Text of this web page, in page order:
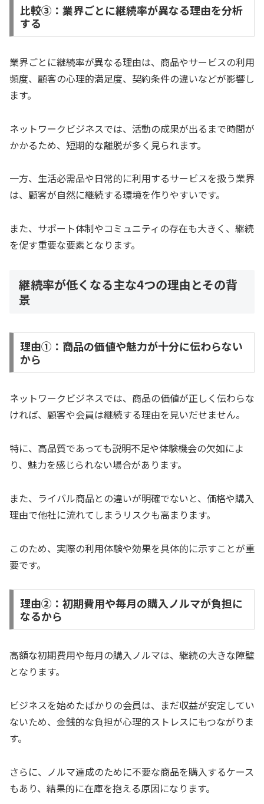
比較③：業界ごとに継続率が異なる理由を分析
する
業界ごとに継続率が異なる理由は、商品やサービスの利用
頻度、顧客の心理的満足度、契約条件の違いなどが影響し
ます。
ネットワークビジネスでは、活動の成果が出るまで時間が
かかるため、短期的な離脱が多く見られます。
一方、生活必需品や日常的に利用するサービスを扱う業界
は、顧客が自然に継続する環境を作りやすいです。
また、サポート体制やコミュニティの存在も大きく、継続
を促す重要な要素となります。
継続率が低くなる主な4つの理由とその背
景
理由①：商品の価値や魅力が十分に伝わらない
から
ネットワークビジネスでは、商品の価値が正しく伝わらな
ければ、顧客や会員は継続する理由を見いだせません。
特に、高品質であっても説明不足や体験機会の欠如によ
り、魅力を感じられない場合があります。
また、ライバル商品との違いが明確でないと、価格や購入
理由で他社に流れてしまうリスクも高まります。
このため、実際の利用体験や効果を具体的に示すことが重
要です。
理由②：初期費用や毎月の購入ノルマが負担に
なるから
高額な初期費用や毎月の購入ノルマは、継続の大きな障壁
となります。
ビジネスを始めたばかりの会員は、まだ収益が安定してい
ないため、金銭的な負担が心理的ストレスにもつながりま
す。
さらに、ノルマ達成のために不要な商品を購入するケース
もあり、結果的に在庫を抱える原因になります。